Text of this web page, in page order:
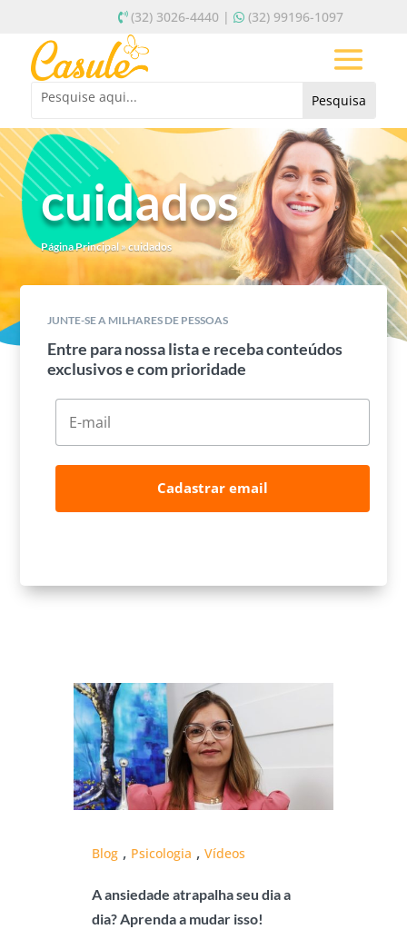
(32) 3026-4440 | (32) 99196-1097
cuidados
Página Principal» cuidados
JUNTE-SE A MILHARES DE PESSOAS
Entre para nossa lista e receba conteúdos
exclusivos e com prioridade
Cadastrar email
Blog , Psicologia , Vídeos
A ansiedade atrapalha seu dia a
dia? Aprenda a mudar isso!